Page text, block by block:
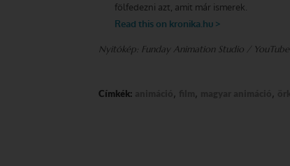
Nyitókép: Funday Animation Studio / YouTube
Címkék: , , ,